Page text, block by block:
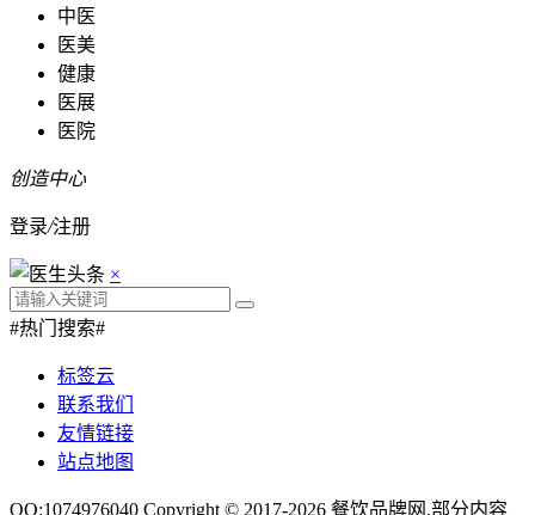
中医
医美
健康
医展
医院
创造中心
登录/注册
×
#热门搜索#
标签云
联系我们
友情链接
站点地图
QQ:1074976040 Copyright © 2017-2026 餐饮品牌网 .部分内容